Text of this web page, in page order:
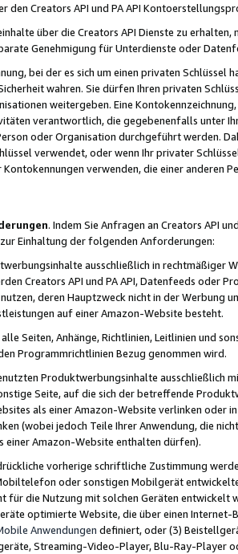
den Creators API und PA API
über die Creators API Dienste zu
Genehmigung für Unterdienste oder
bei der es sich um einen privaten
wahren. Sie dürfen Ihren privaten
weitergeben. Eine
verantwortlich, die gegebenenfalls unter
oder Organisation durchgeführt werden.
verwendet, oder wenn Ihr privater
verwenden, die einer anderen
. Indem Sie Anfragen an Creators API
Einhaltung der folgenden Anforderungen:
ausschließlich in rechtmäßiger
Creators API und PA API, Datenfeeds oder
deren Hauptzweck nicht in der Werbung
auf einer Amazon-Website besteht.
alle Seiten, Anhänge, Richtlinien, Leitlinien und
Programmrichtlinien Bezug genommen wird.
Produktwerbungsinhalte ausschließlich
Seite, auf die sich der betreffende
als einer Amazon-Website verlinken oder
(wobei jedoch Teile Ihrer Anwendung, die
einer Amazon-Website enthalten dürfen).
vorherige schriftliche Zustimmung
oder sonstigen Mobilgerät
für die Nutzung mit solchen Geräten
optimierte Website, die über einen
Anwendungen definiert, oder (3)
Streaming-Video-Player, Blu-Ray-Player